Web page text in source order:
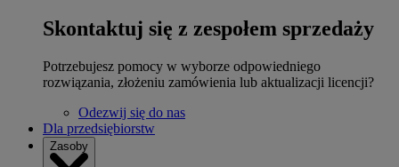
Skontaktuj się z zespołem sprzedaży
Potrzebujesz pomocy w wyborze odpowiedniego
rozwiązania, złożeniu zamówienia lub aktualizacji licencji?
Odezwij się do nas
Dla przedsiębiorstw
Zasoby